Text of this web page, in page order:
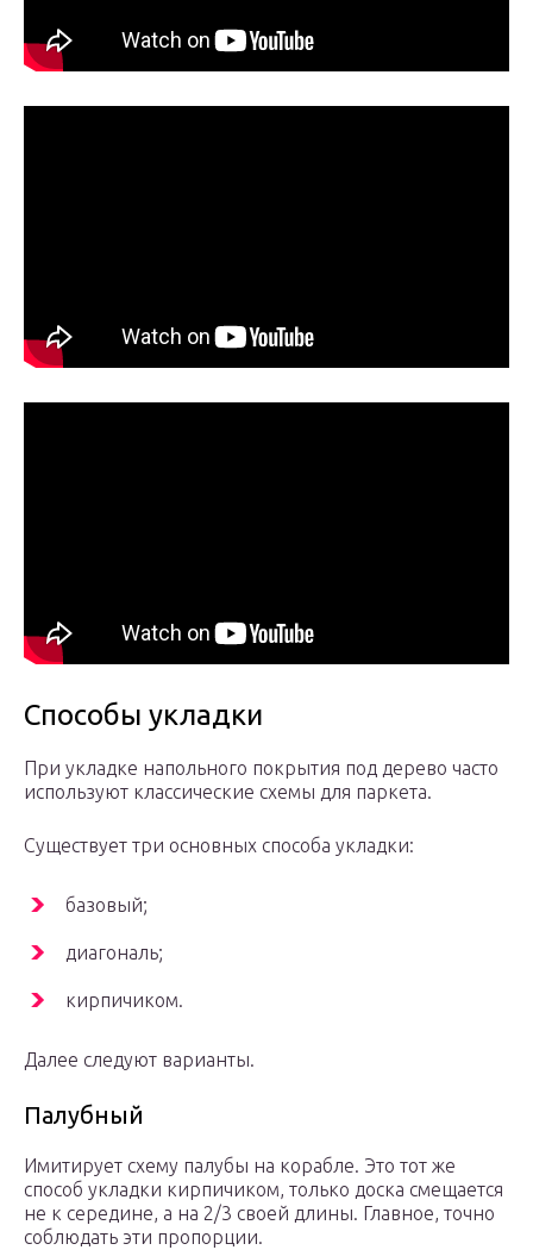
Способы укладки
При укладке напольного покрытия под дерево часто
используют классические схемы для паркета.
Существует три основных способа укладки:
базовый;
диагональ;
кирпичиком.
Далее следуют варианты.
Палубный
Имитирует схему палубы на корабле. Это тот же
способ укладки кирпичиком, только доска смещается
не к середине, а на 2/3 своей длины. Главное, точно
соблюдать эти пропорции.